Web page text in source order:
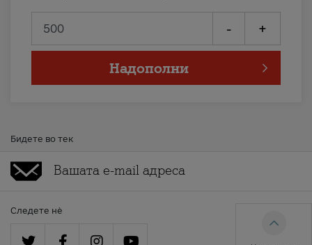
- +
Надополни
Бидете во тек
Следете нè